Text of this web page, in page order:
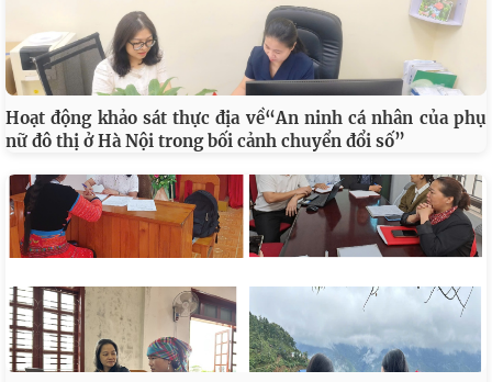
Hoạt động khảo sát thực địa về“An ninh cá nhân của phụ
nữ đô thị ở Hà Nội trong bối cảnh chuyển đổi số”